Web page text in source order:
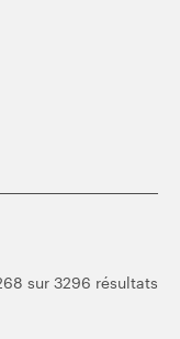
sur 3296 résultats